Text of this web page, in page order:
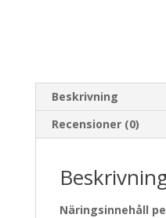
Beskrivning
Recensioner (0)
Näringsinnehåll